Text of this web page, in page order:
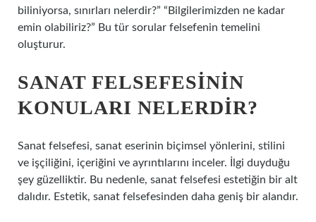
biliniyorsa, sınırları nelerdir?” “Bilgilerimizden ne kadar
emin olabiliriz?” Bu tür sorular felsefenin temelini
oluşturur.
SANAT FELSEFESININ
KONULARI NELERDIR?
Sanat felsefesi, sanat eserinin biçimsel yönlerini, stilini
ve işçiliğini, içeriğini ve ayrıntılarını inceler. İlgi duyduğu
şey güzelliktir. Bu nedenle, sanat felsefesi estetiğin bir alt
dalıdır. Estetik, sanat felsefesinden daha geniş bir alandır.